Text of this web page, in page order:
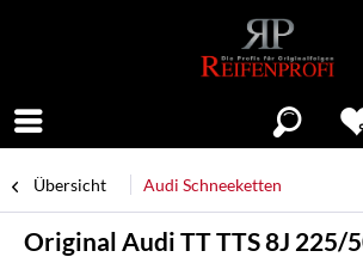
Übersicht Audi Schneeketten
Original Audi TT TTS 8J 225/